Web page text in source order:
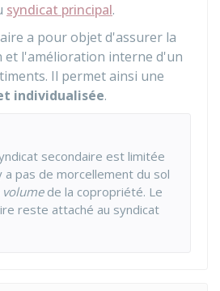
syndicat principal.
a pour objet d'assurer la
et l'amélioration interne d'un
Il permet ainsi une
individualisée.
secondaire est limitée
a pas de morcellement du sol
volumede la copropriété. Le
reste attaché au syndicat